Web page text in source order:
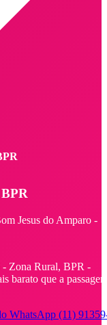
Jesus do Amparo -
- Zona Rural, BPR -
barato que a
WhatsApp (11)